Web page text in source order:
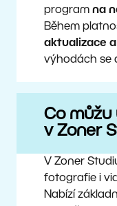
program na
Během
aktualizace a
výhodách se
Co
v Zoner
V Zoner
fotografie i
Nabízí